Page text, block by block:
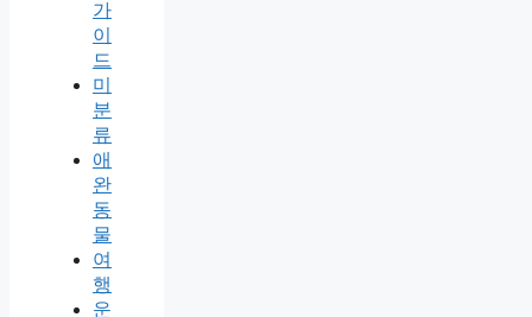
가
이
드
미
분
류
애
완
동
물
여
행
운